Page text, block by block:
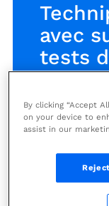
avec
tests
du
de SP
Technip
By clicking “Accept
on your device to
assist in our